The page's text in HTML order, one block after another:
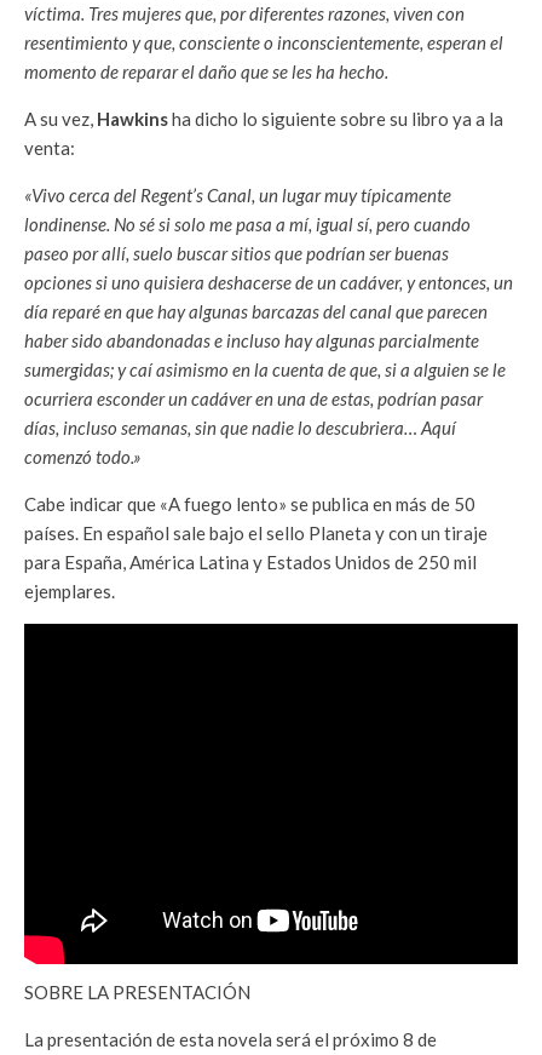
víctima. Tres mujeres que, por diferentes razones, viven con
resentimiento y que, consciente o inconscientemente, esperan el
momento de reparar el daño que se les ha hecho.
A su vez, Hawkinsha dicho lo siguiente sobre su libro ya a la
venta:
«Vivo cerca del Regent’s Canal, un lugar muy típicamente
londinense. No sé si solo me pasa a mí, igual sí, pero cuando
paseo por allí, suelo buscar sitios que podrían ser buenas
opciones si uno quisiera deshacerse de un cadáver, y entonces, un
día reparé en que hay algunas barcazas del canal que parecen
haber sido abandonadas e incluso hay algunas parcialmente
sumergidas; y caí asimismo en la cuenta de que, si a alguien se le
ocurriera esconder un cadáver en una de estas, podrían pasar
días, incluso semanas, sin que nadie lo descubriera… Aquí
comenzó todo.»
Cabe indicar que «A fuego lento» se publica en más de 50
países. En español sale bajo el sello Planeta y con un tiraje
para España, América Latina y Estados Unidos de 250 mil
ejemplares.
SOBRE LA PRESENTACIÓN
La presentación de esta novela será el próximo 8 de